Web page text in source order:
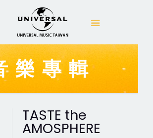
樂專輯
TASTE the
AMOSPHERE